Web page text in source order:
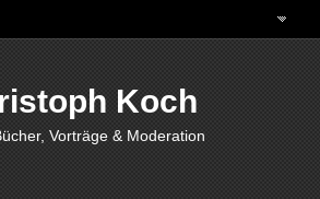
Koch
Vorträge & Moderation